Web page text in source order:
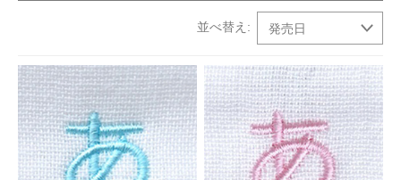
お買い物ガイド
International Shipping